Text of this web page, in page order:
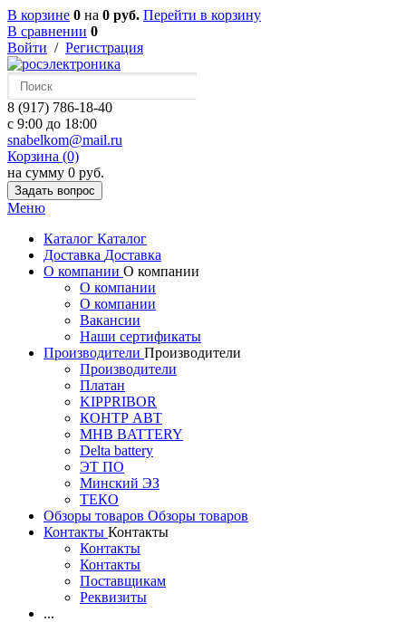
В корзине 0 на 0 руб. Перейти в корзину
В сравнении 0
Войти / Регистрация
8 (917) 786-18-40
c 9:00 до 18:00
snabelkom@mail.ru
Корзина (0)
на сумму 0 руб.
Задать вопрос
Меню
Каталог Каталог
Доставка Доставка
О компании О компании
О компании
О компании
Вакансии
Наши сертификаты
Производители Производители
Производители
Платан
KIPPRIBOR
КОНТР АВТ
MHB BATTERY
Delta battery
ЭT ПО
Минский ЭЗ
ТЕКО
Обзоры товаров Обзоры товаров
Контакты Контакты
Контакты
Контакты
Поставщикам
Реквизиты
...